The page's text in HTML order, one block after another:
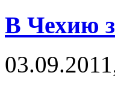
В Чехию